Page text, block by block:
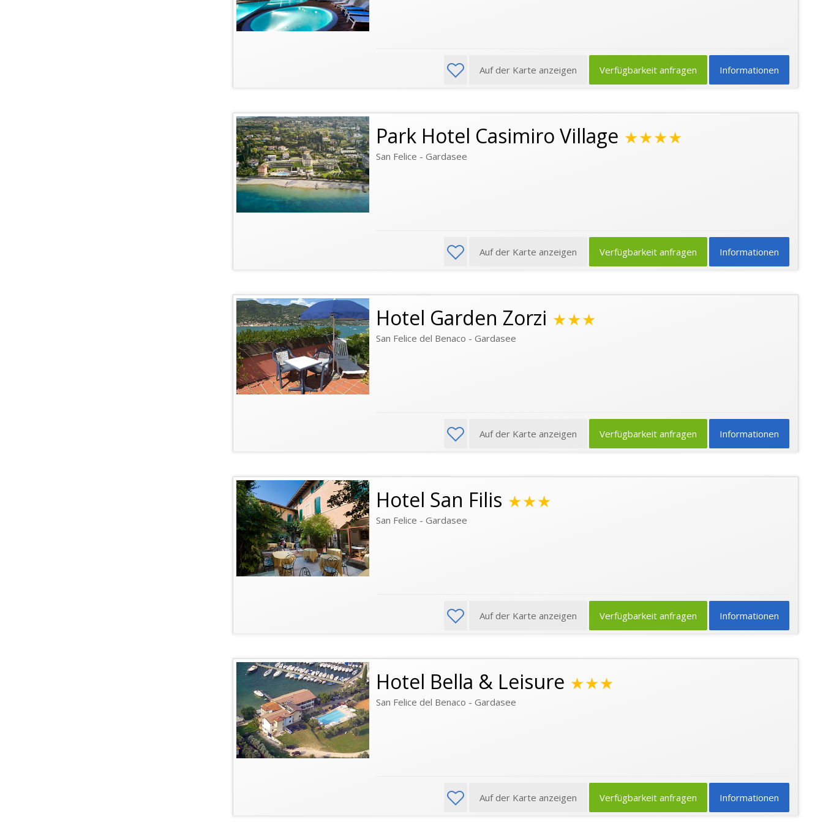
Informationen
Verfügbarkeit anfragen
Auf der Karte anzeigen
Park Hotel Casimiro Village ★★★★
San Felice - Gardasee
Informationen
Verfügbarkeit anfragen
Auf der Karte anzeigen
Hotel Garden Zorzi ★★★
San Felice del Benaco - Gardasee
Informationen
Verfügbarkeit anfragen
Auf der Karte anzeigen
Hotel San Filis ★★★
San Felice - Gardasee
Informationen
Verfügbarkeit anfragen
Auf der Karte anzeigen
Hotel Bella & Leisure ★★★
San Felice del Benaco - Gardasee
Informationen
Verfügbarkeit anfragen
Auf der Karte anzeigen